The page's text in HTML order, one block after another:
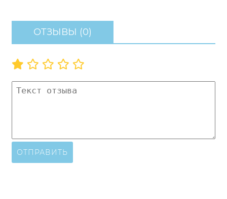
ОТЗЫВЫ (0)
ОТПРАВИТЬ